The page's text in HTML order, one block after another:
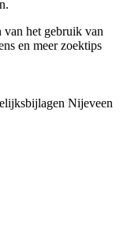
van het gebruik van
en meer zoektips
Nijeveen